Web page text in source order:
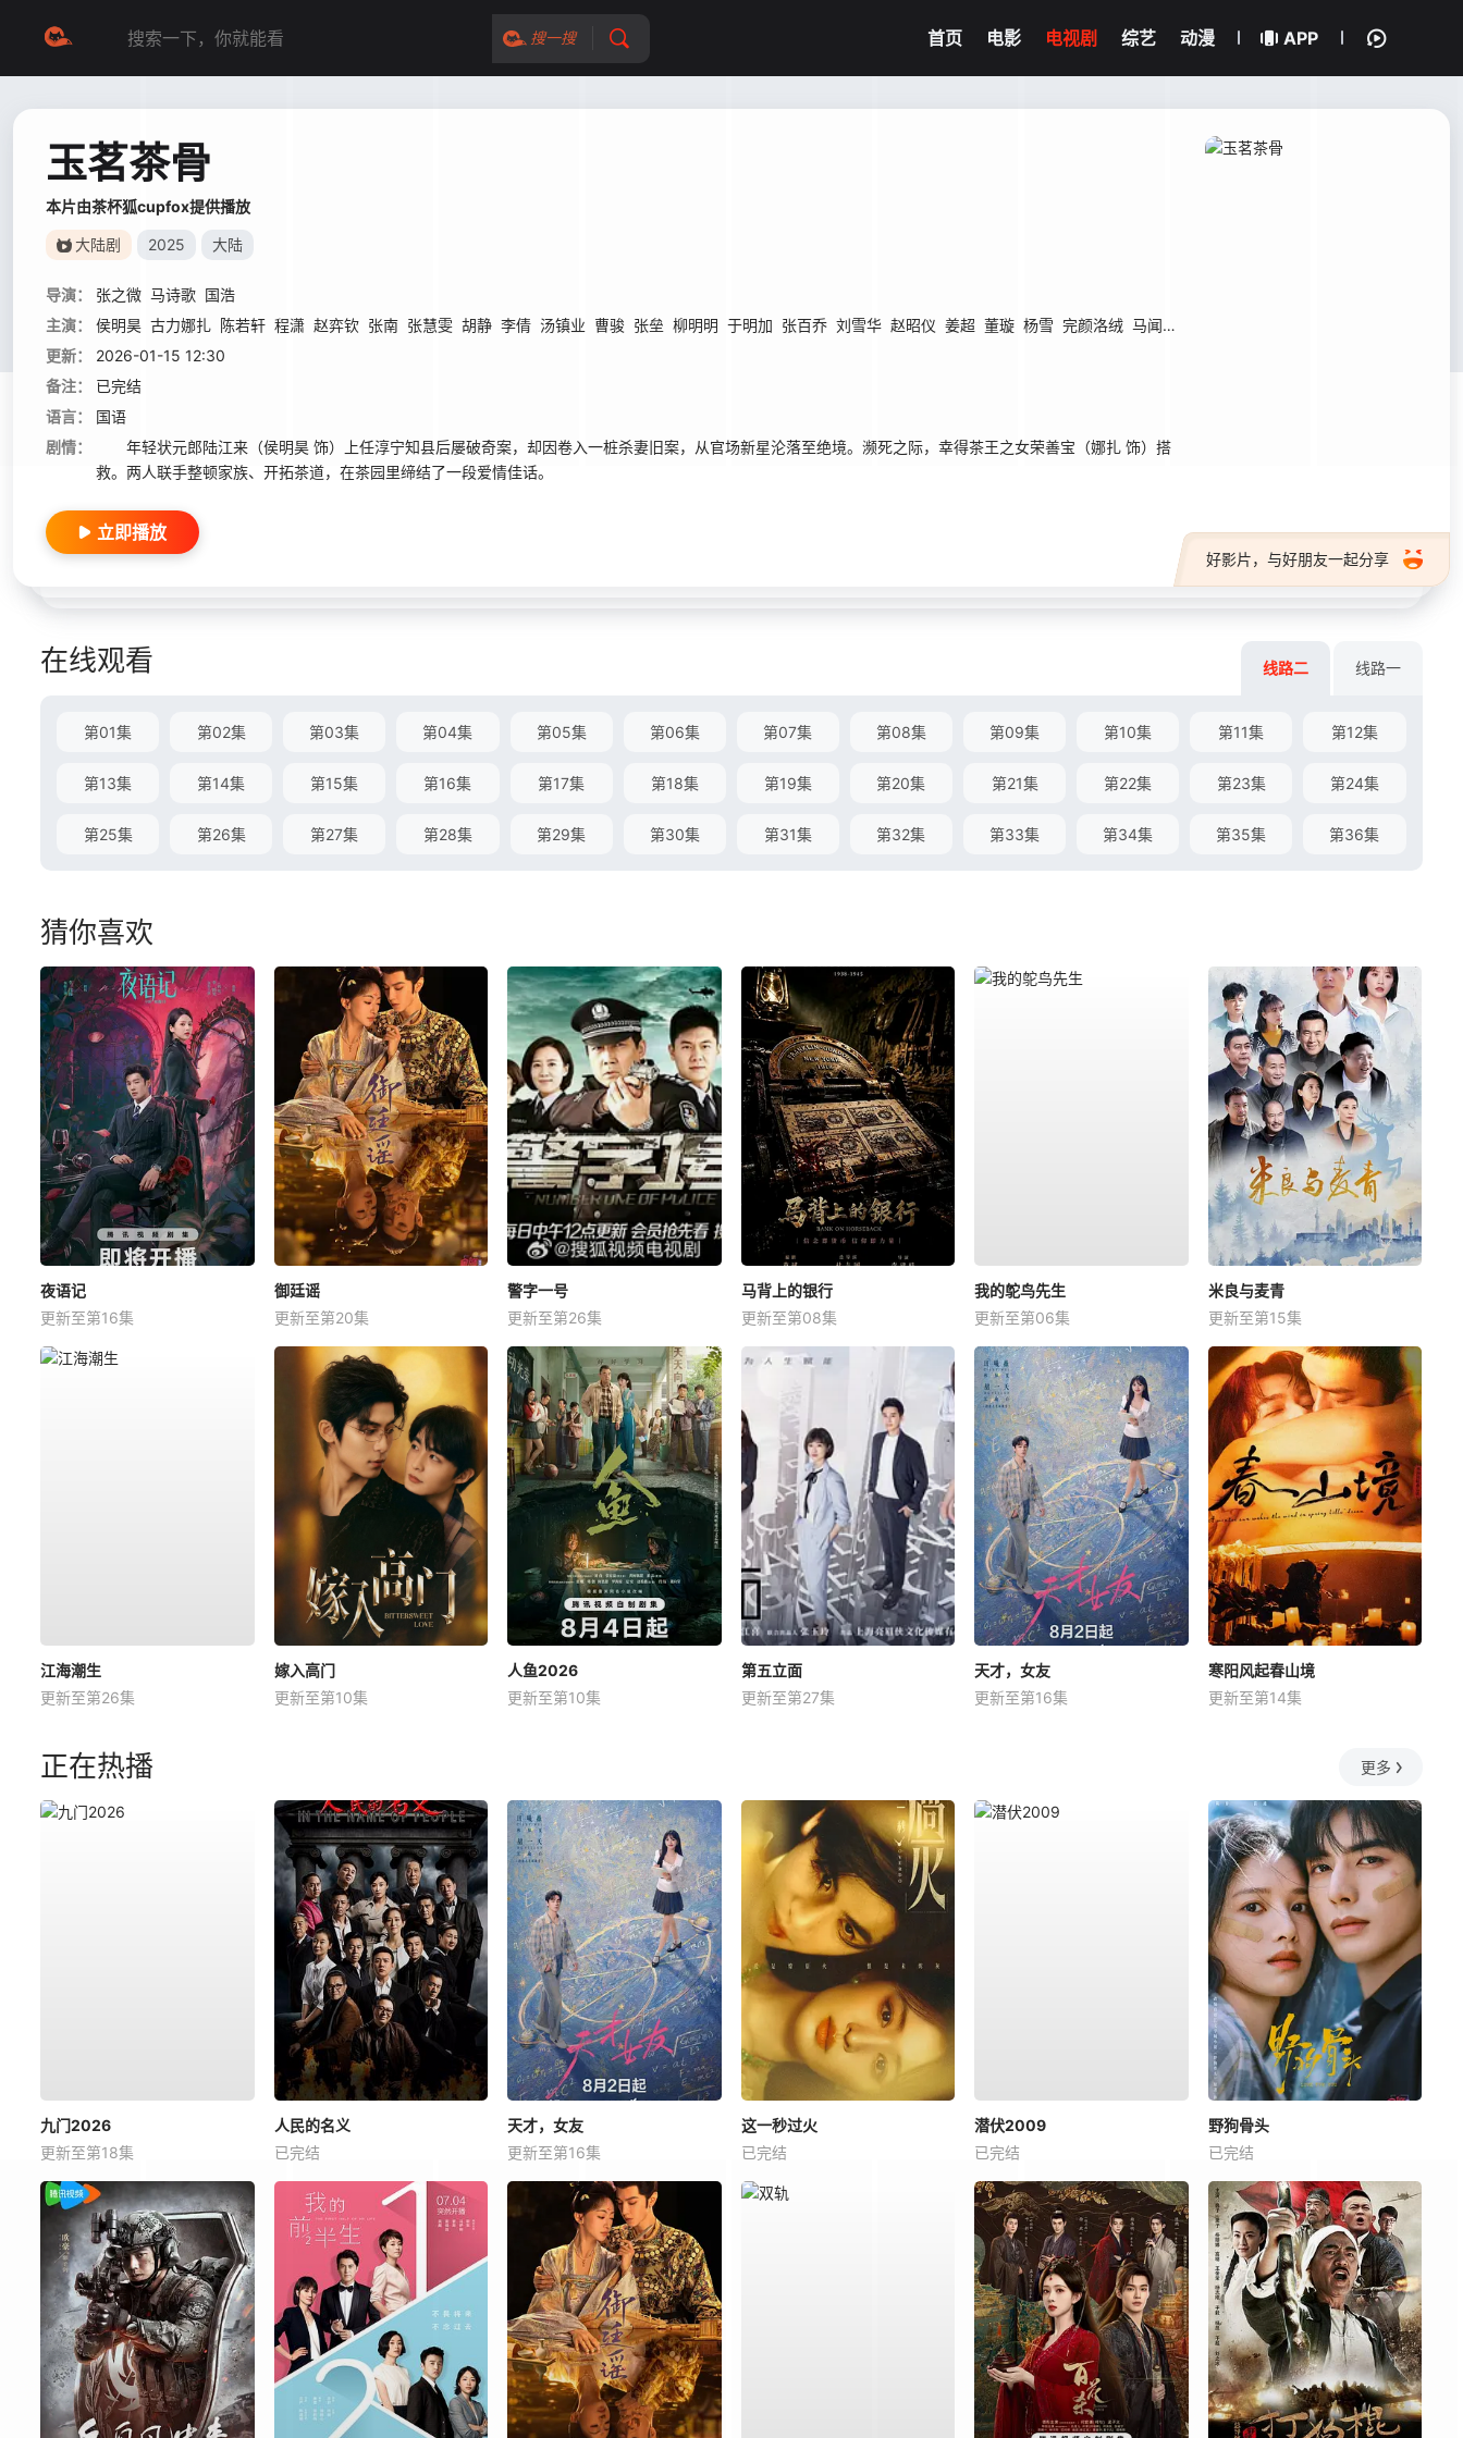
搜一搜 首页 电影 电视剧 综艺 动漫 APP
玉茗茶骨
本片由茶杯狐cupfox提供播放
大陆剧 2025 大陆
导演： 张之微 马诗歌 国浩
主演：
侯明昊 古力娜扎 陈若轩 程潇 赵弈钦 张南 张慧雯 胡静 李倩 汤镇业 曹骏 张垒 柳明明 于明加 张百乔 刘雪华 赵昭仪 姜超 董璇 杨雪 完颜洛绒 马闻远
更新：
2026-01-15 12:30
备注：
已完结
语言：
国语
剧情：
年轻状元郎陆江来（侯明昊 饰）上任淳宁知县后屡破奇案，却因卷入一桩杀妻旧案，从官场新星沦落至绝境。濒死之际，幸得茶王之女荣善宝（娜扎 饰）搭
救。两人联手整顿家族、开拓茶道，在茶园里缔结了一段爱情佳话。
好影片，与好朋友一起分享
立即播放
在线观看 线路二 线路一
第01集 第02集 第03集 第04集 第05集 第06集 第07集 第08集 第09集 第10集 第11集 第12集
第13集 第14集 第15集 第16集 第17集 第18集 第19集 第20集 第21集 第22集 第23集 第24集
第25集 第26集 第27集 第28集 第29集 第30集 第31集 第32集 第33集 第34集 第35集 第36集
猜你喜欢
夜语记
更新至第16集
御廷谣
更新至第20集
警字一号
更新至第26集
马背上的银行
更新至第08集
我的鸵鸟先生
更新至第06集
米良与麦青
更新至第15集
江海潮生
更新至第26集
嫁入高门
更新至第10集
人鱼2026
更新至第10集
第五立面
更新至第27集
天才，女友
更新至第16集
寒阳风起春山境
更新至第14集
正在热播 更多
九门2026
更新至第18集
人民的名义
已完结
天才，女友
更新至第16集
这一秒过火
已完结
潜伏2009
已完结
野狗骨头
已完结